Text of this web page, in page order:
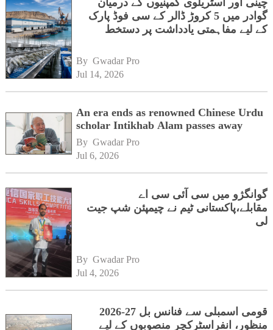
چینی اور آسٹریلوی کمپنیوں کے درمیان
گوادر میں 5 کروڑ ڈالر کے سی فوڈ پارک
کے لیے مفاہمتی یادداشت پر دستخط
By Gwadar Pro
Jul 14, 2026
An era ends as renowned Chinese Urdu
scholar Intikhab Alam passes away
By Gwadar Pro
Jul 6, 2026
گوانگژو میں سی آئی سی اے
مقابلے،پاکستانی ٹیم نے چیمپئن شپ جیت
لی
By Gwadar Pro
Jul 4, 2026
قومی اسمبلی سے فنانس بل 27-2026
منظور، انفراسٹرکچر منصوبوں کے لیے